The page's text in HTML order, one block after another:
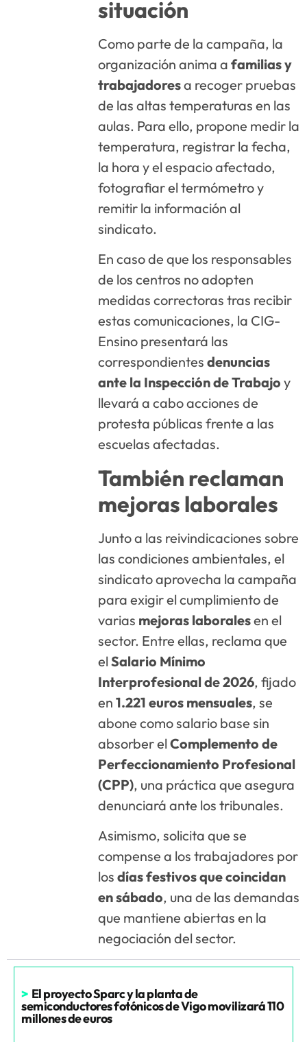
situación
Como parte de la campaña, la
organización anima afamilias y
trabajadoresa recoger pruebas
de las altas temperaturas en las
aulas. Para ello, propone medir la
temperatura, registrar la fecha,
la hora y el espacio afectado,
fotografiar el termómetro y
remitir la información al
sindicato.
En caso de que los responsables
de los centros no adopten
medidas correctoras tras recibir
estas comunicaciones, la CIG-
Ensino presentará las
correspondientesdenuncias
ante la Inspección de Trabajo y
llevará a cabo acciones de
protesta públicas frente a las
escuelas afectadas.
También reclaman
mejoras laborales
Junto a las reivindicaciones sobre
las condiciones ambientales, el
sindicato aprovecha la campaña
para exigir el cumplimiento de
varias mejoras laboralesen el
sector. Entre ellas, reclama que
elSalario Mínimo
Interprofesional de 2026, fijado
en1.221 euros mensuales, se
abone como salario base sin
absorber elComplemento de
Perfeccionamiento Profesional
(CPP), una práctica que asegura
denunciará ante los tribunales.
Asimismo, solicita que se
compense a los trabajadores por
losdías festivos que coincidan
en sábado, una de las demandas
que mantiene abiertas en la
negociación del sector.
> El proyecto Sparc y la planta de
semiconductores fotónicos de Vigo movilizará 110
millones de euros